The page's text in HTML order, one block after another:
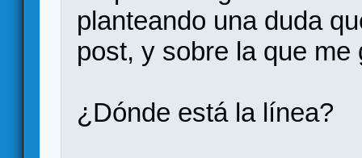
planteando una duda
post, y sobre la que
¿Dónde está la línea?